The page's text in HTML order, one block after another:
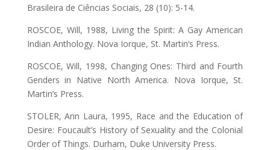
Brasileira de Ciências Sociais, 28 (10): 5-14.
ROSCOE, Will, 1988, Living the Spirit: A Gay American
Indian Anthology. Nova Iorque, St. Martin’s Press.
ROSCOE, Will, 1998, Changing Ones: Third and Fourth
Genders in Native North America. Nova Iorque, St.
Martin’s Press.
STOLER, Ann Laura, 1995, Race and the Education of
Desire: Foucault’s History of Sexuality and the Colonial
Order of Things. Durham, Duke University Press.